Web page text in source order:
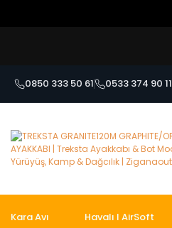
0850 333 50 61 0533 374 90 11
Kara Avı Havalı I AirSoft